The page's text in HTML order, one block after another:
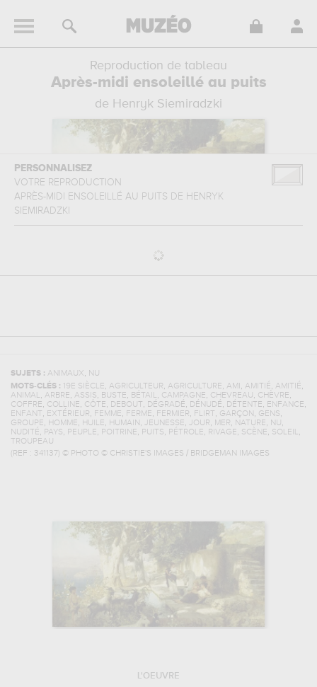
Reproduction de tableau
Après-midi ensoleillé au puits
de Henryk Siemiradzki
PERSONNALISEZ
VOTRE REPRODUCTION
APRÈS-MIDI ENSOLEILLÉ AU PUITS DE HENRYK
SIEMIRADZKI
SUJETS : ANIMAUX, NU
MOTS-CLÉS :
19E SIÈCLE, AGRICULTEUR, AGRICULTURE, AMI , AMITIÉ, AMITIÉ,
ANIMAL, ARBRE, ASSIS, BUSTE, BÉTAIL, CAMPAGNE, CHEVREAU, CHÈVRE,
COFFRE, COLLINE, CÔTE, DEBOUT, DÉGRADÉ, DÉNUDÉ, DÉTENTE, ENFANCE,
ENFANT, EXTÉRIEUR, FEMME, FERME, FERMIER, FLIRT, GARÇON , GENS,
GROUPE, HOMME, HUILE, HUMAIN , JEUNESSE, JOUR, MER, NATURE, NU,
NUDITÉ, PAYS, PEUPLE, POITRINE, PUITS, PÉTROLE, RIVAGE, SCÈNE, SOLEIL,
TROUPEAU
(REF : 341137) © PHOTO © CHRISTIE'S IMAGES / BRIDGEMAN IMAGES
L'OEUVRE